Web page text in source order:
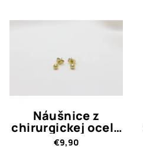
Náušnice z
chirurgickej ocele
Guličky
€9,90